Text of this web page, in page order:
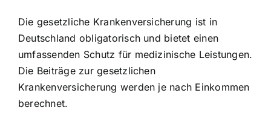
Die gesetzliche Krankenversicherung ist in
Deutschland obligatorisch und bietet einen
umfassenden Schutz für medizinische Leistungen.
Die Beiträge zur gesetzlichen
Krankenversicherung werden je nach Einkommen
berechnet.